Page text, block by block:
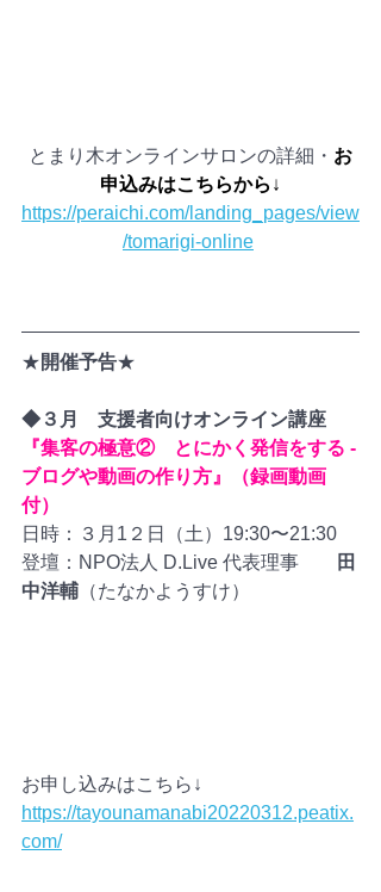
とまり木オンラインサロンの詳細・ お
申込みはこちらから ↓
https://peraichi.com/landing_pages/view
/tomarigi-online
★開催予告★
◆３月　支援者向けオンライン講座
『集客の極意②　とにかく発信をする -
ブログや動画の作り方』（録画動画
付）
日時：３月1２日（土）19:30〜21:30
登壇：NPO法人 D.Live 代表理事
田
中洋輔 （たなかようすけ）
お申し込みはこちら↓
https://tayounamanabi20220312.peatix.
com/